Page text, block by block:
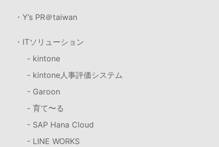
・Y’s PR＠taiwan
・ITソリューション
- kintone
- kintone人事評価システム
- Garoon
- 育て〜る
- SAP Hana Cloud
- LINE WORKS